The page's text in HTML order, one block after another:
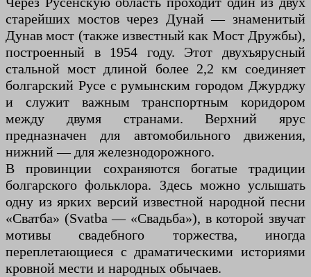
старейших мостов через Дунай — знаменитый
Дунав мост (также известный как Мост Дружбы),
построенный в 1954 году. Этот двухъярусный
стальной мост длиной более 2,2 км соединяет
болгарский Русе с румынским городом Джурджу
и служит важным транспортным коридором
между двумя странами. Верхний ярус
предназначен для автомобильного движения,
нижний — для железнодорожного.
В провинции сохраняются богатые традиции
болгарского фольклора. Здесь можно услышать
одну из ярких версий известной народной песни
«Сватба» (Svatba — «Свадьба»), в которой звучат
мотивы свадебного торжества, иногда
переплетающиеся с драматическими историями
кровной мести и народных обычаев.